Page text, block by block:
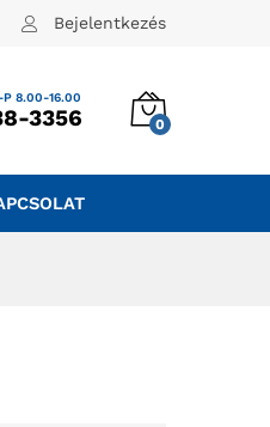
Bejelentkezés
8.00-16.00
3356 0